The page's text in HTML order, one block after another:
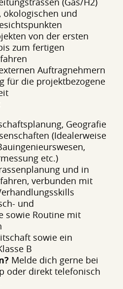
ökologischen und
von der ersten
zum fertigen
Auftragnehmern
für die projektbezogene
Geografie
(Idealerweise
etc.)
und in
verbunden mit
und
sowie Routine mit
sowie ein
B
Melde dich gerne bei
oder direkt telefonisch